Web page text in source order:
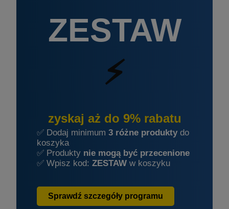
ZESTAW
⚡
zyskaj aż do 9% rabatu
✅ Dodaj minimum 3 różne produkty do
koszyka
✅ Produkty nie mogą być przecenione
✅ Wpisz kod: ZESTAW w koszyku
Sprawdź szczegóły programu